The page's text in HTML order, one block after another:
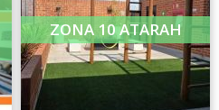
ZONA 10 ATARAH